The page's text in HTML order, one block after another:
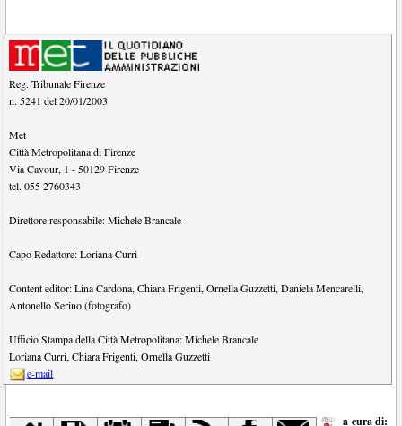
Reg. Tribunale Firenze
n. 5241 del 20/01/2003
Met
Città Metropolitana di Firenze
Via Cavour, 1 - 50129 Firenze
tel.055 2760343
Direttore responsabile:Michele Brancale
Capo Redattore:Loriana Curri
Content editor:Lina Cardona,Chiara Frigenti,Ornella Guzzetti,Daniela Mencarelli,
Antonello Serino (fotografo)
Ufficio Stampa della Città Metropolitana:Michele Brancale
Loriana Curri,Chiara Frigenti,Ornella Guzzetti
e-mail
a cura di: